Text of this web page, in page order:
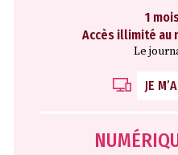
1
Accès illimité au
Le
JE